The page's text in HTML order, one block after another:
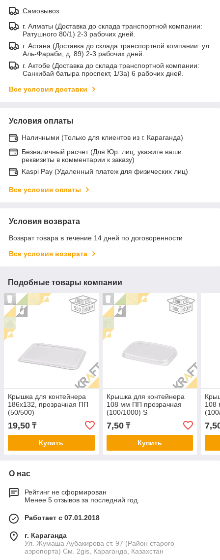
Самовывоз
г. Алматы (Доставка до склада транспортной компании:
Ратушного 80/1) 2-3 рабочих дней.
г. Астана (Доставка до склада транспортной компании: ул.
Аль-Фараби, д. 89) 2-3 рабочих дней.
г. Актобе (Доставка до склада транспортной компании:
Санкибай батыра проспект, 1/3а) 6 рабочих дней.
Все условия доставки
Условия оплаты
Наличными (Только для клиентов из г. Караганда)
Безналичный расчет (Для Юр. лиц, укажите ваши
реквизиты в комментарии к заказу)
Kaspi Pay (Удаленный платеж для физических лиц)
Все условия оплаты
Условия возврата
Возврат товара в течение 14 дней по договоренности
Все условия возврата
Подобные товары компании
Крышка для контейнера
186x132, прозрачная ПП
(50/500)
19,50 ₸
Купить
Крышка для контейнера
108 мм ПП прозрачная
(100/1000) S
7,50₸
Купить
108
О нас
Рейтинг не сформирован
Менее 5 отзывов за последний год
Работает с 07.01.2018
г. Караганда
Ул. Жумаша Аубакирова ст. 97 (Район старого
аэропорта) См. 2gis, Караганда, Казахстан